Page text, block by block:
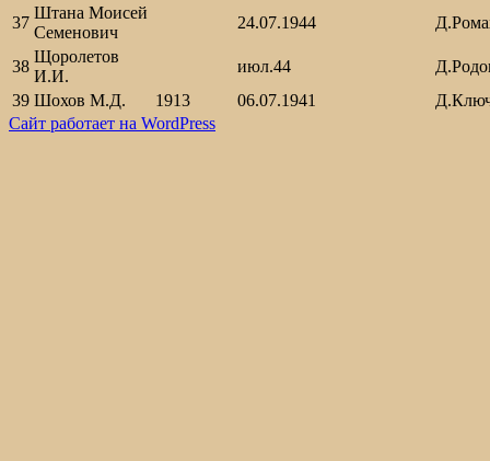
37
Штана Моисей
Семенович
24.07.1944
38
Щоролетов
И.И.
июл.44
39 Шохов М.Д. 1913 06.07.1941
Сайт работает на WordPress